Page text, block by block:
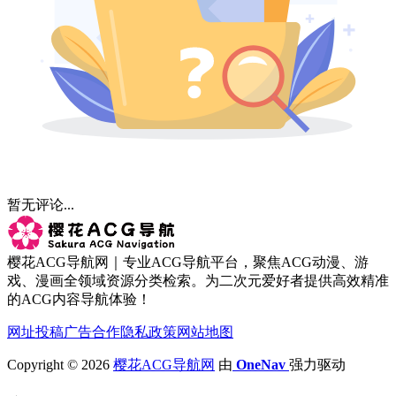
暂无评论...
樱花ACG导航网｜专业ACG导航平台，聚焦ACG动漫、游
戏、漫画全领域资源分类检索。为二次元爱好者提供高效精准
的ACG内容导航体验！
网址投稿广告合作隐私政策网站地图
Copyright © 2026 樱花ACG导航网 由 OneNav 强力驱动